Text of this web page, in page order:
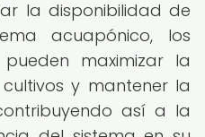
la disponibilidad de
acuapónico, los
maximizar la
y mantener la
así a la